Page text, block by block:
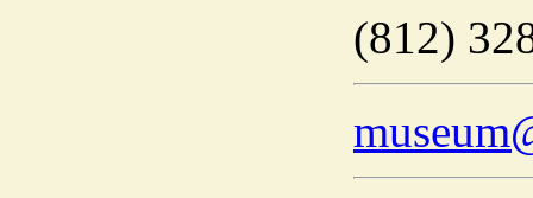
(812)